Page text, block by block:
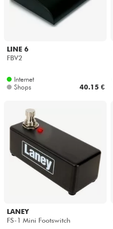
LINE 6
FBV2
Internet
Shops
40.15 €
LANEY
FS-1 Mini Footswitch